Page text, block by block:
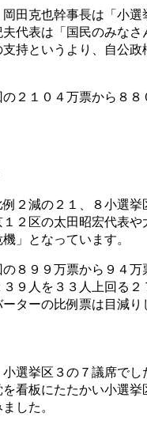
田克也幹事長は「小選
代表は「国民のみな
持というより、自公
２１０４万票から８８
２減の２１、８小選
２区の太田昭宏代表
」となっています。
８９９万票から９４
９人を３３人上回る
ターの比例票は目減り
選挙区３の７議席で
看板にたたかい小選
した。